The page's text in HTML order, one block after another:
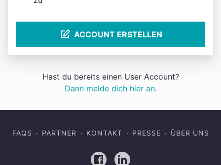
ACCOUNT ERSTELLEN
Hast du bereits einen User Account?
Dann melde dich hier an.
FAQS PARTNER KONTAKT PRESSE ÜBER UNS